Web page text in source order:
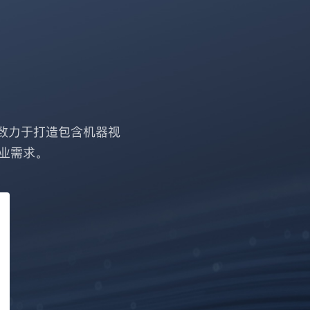
力于打造包含机器视
求。